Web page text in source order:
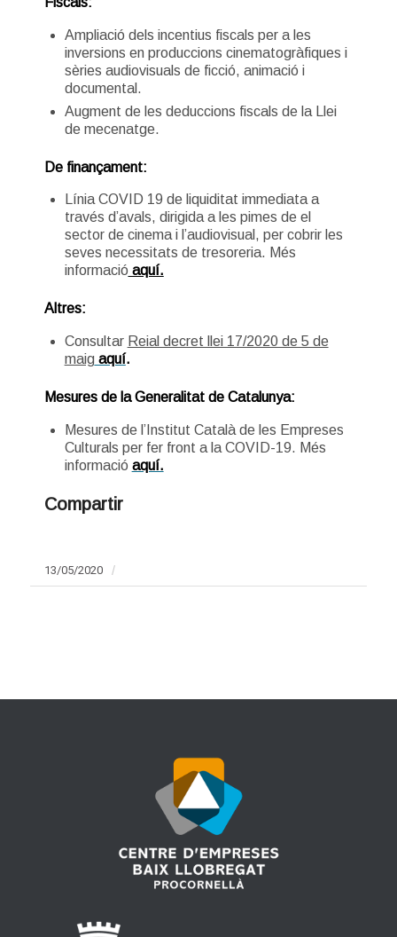
Ampliació dels incentius fiscals per a les
inversions en produccions cinematogràfiques i
sèries audiovisuals de ficció, animació i
documental.
Augment de les deduccions fiscals de la Llei
de mecenatge.
De finançament:
Línia COVID 19 de liquiditat immediata a
través d’avals, dirigida a les pimes de el
sector de cinema i l’audiovisual, per cobrir les
seves necessitats de tresoreria. Més
informació aquí.
Altres:
Consultar Reial decret llei 17/2020 de 5 de
maigaquí.
Mesures de la Generalitat de Catalunya:
Mesures de l’Institut Català de les Empreses
Culturals per fer front a la COVID-19. Més
informació aquí.
Compartir
13/05/2020 /